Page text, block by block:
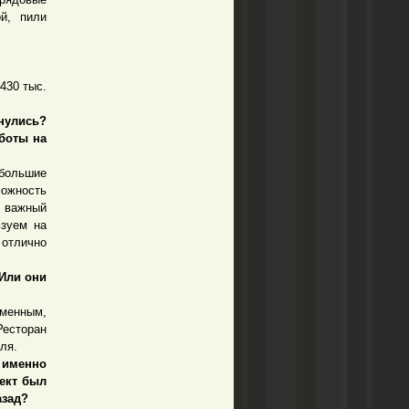
пили
тыс.
на
важный
на
они
был